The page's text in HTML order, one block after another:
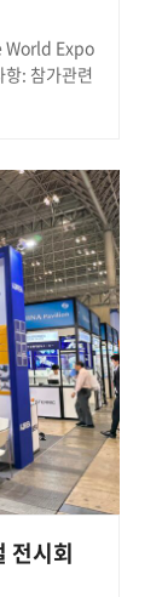
World Expo
: 참가관련
전시회